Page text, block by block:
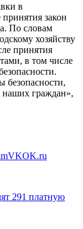
в
закон
По словам
хозяйству
принятия
в том числе
безопасности,
наших граждан»,
VKOK.ru
291 платную